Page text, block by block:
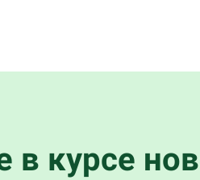
в курсе